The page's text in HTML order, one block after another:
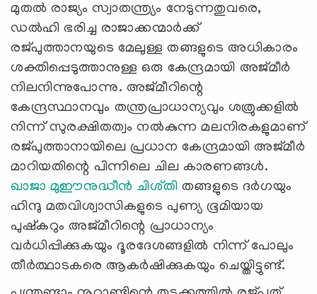
മുതൽ രാജ്യം സ്വാതന്ത്ര്യം നേടുന്നതുവരെ,
ഡൽഹി ഭരിച്ച രാജാക്കന്മാർക്ക്
രജ്പുത്താനയുടെ മേലുള്ള തങ്ങളുടെ അധികാരം
ശക്തിപ്പെടുത്താനുള്ള ഒരു കേന്ദ്രമായി അജ്‌മീർ
നിലനിന്നുപോന്നു. അജ്‌മീറിന്റെ
കേന്ദ്രസ്ഥാനവും തന്ത്രപ്രാധാന്യവും ശത്രുക്കളിൽ
നിന്ന് സുരക്ഷിതത്വം നൽകുന്ന മലനിരകളുമാണ്
രജ്പുത്താനായിലെ പ്രധാന കേന്ദ്രമായി അജ്മീർ
മാറിയതിന്റെ പിന്നിലെ ചില കാരണങ്ങൾ.
ഖാജാ മുഈനുദ്ധീൻ ചിശ്തി തങ്ങളുടെ ദർഗയും
ഹിന്ദു മതവിശ്വാസികളുടെ പുണ്യ ഭൂമിയായ
പുഷ്കറും അജ്മീറിന്റെ പ്രാധാന്യം
വർധിപ്പിക്കുകയും ദൂരദേശങ്ങളിൽ നിന്ന് പോലും
തീർത്ഥാടകരെ ആകർഷിക്കുകയും ചെയ്തിട്ടുണ്ട്.